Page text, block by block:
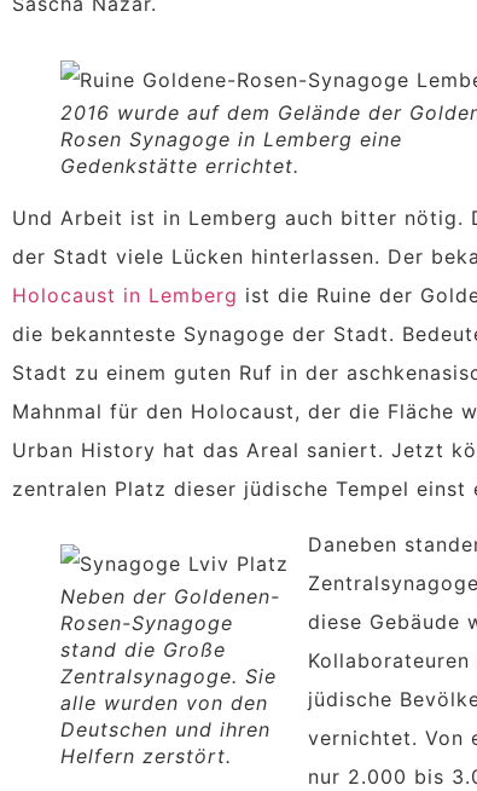
2016 wurde auf dem Gelände der
Rosen Synagoge in Lemberg eine
Gedenkstätte errichtet.
Und Arbeit ist in Lemberg auch bitter nötig.
der Stadt viele Lücken hinterlassen. Der
Holocaust in Lemberg ist die Ruine der
die bekannteste Synagoge der Stadt.
Stadt zu einem guten Ruf in der
Mahnmal für den Holocaust, der die Fläche
Urban History hat das Areal saniert. Jetzt
zentralen Platz dieser jüdische Tempel einst
Neben der Goldenen-
Rosen-Synagoge
stand die Große
Zentralsynagoge. Sie
alle wurden von den
Deutschen und ihren
Helfern zerstört.
Daneben
diese Gebäude
jüdische
vernichtet. Von
nur 2.000 bis